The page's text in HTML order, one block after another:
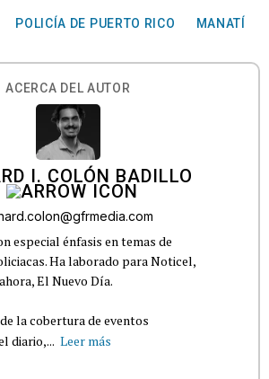
POLICÍA DE PUERTO RICO
MANATÍ
ACERCA DEL AUTOR
I. COLÓN BADILLO
especial énfasis en temas de
Ha laborado para Noticel,
El Nuevo Día.
la cobertura de eventos
diario,... Leer más